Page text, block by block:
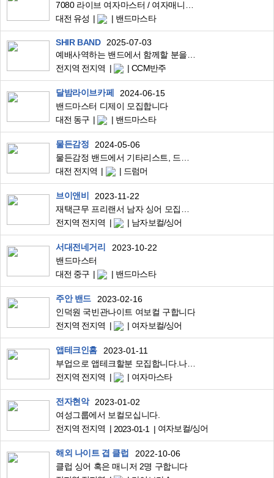
대전 유성
밴드마스타
SHIR BAND
2025-07-03
전지역 전지역
CCM반주
달밤라이브카페
2024-06-15
밴드마스터 디제이 모집합니다
대전 동구
밴드마스타
물든감정
2024-05-06
대전 전지역
드럼머
브이앤비
2023-11-22
전지역 전지역
남자보컬/싱어
서대전네거리
2023-10-22
밴드마스터
대전 중구
밴드마스타
주안 밴드
2023-02-16
인덕원 국빈관나이트 여보컬 구합니다
전지역 전지역
여자보컬/싱어
앱테크인홈
2023-01-11
부업으로 앱테크할분 모집합니다.나이 경력상관없음!!
전지역 전지역
여자마스타
전자현악
2023-01-02
여성그룹에서 보컬모십니다.
전지역 전지역
2023-01-1 여자보컬/싱어
해외 나이트 겹 클럽
2022-10-06
클럽 싱어 혹은 매니저 2명 구합니다